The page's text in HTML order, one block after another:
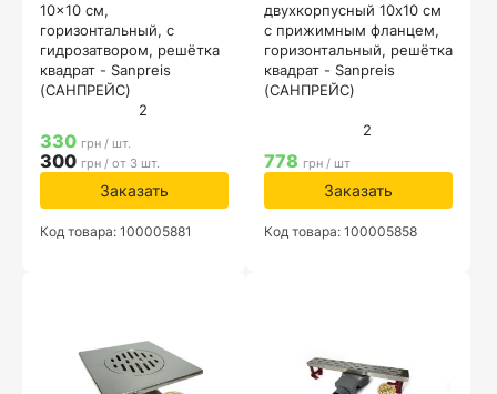
10x10 см,
горизонтальный, с
гидрозатвором, решётка
квадрат - Sanpreis
(САНПРЕЙС)
2
330 грн / шт.
300 грн / от 3 шт.
Заказать
Код товара: 100005881
двухкорпусный 10х10 см
с прижимным фланцем,
горизонтальный, решётка
квадрат - Sanpreis
(САНПРЕЙС)
2
778 грн / шт
Заказать
Код товара: 100005858